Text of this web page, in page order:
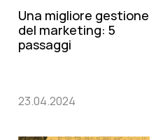
Una migliore gestione
del marketing: 5
passaggi
23.04.2024